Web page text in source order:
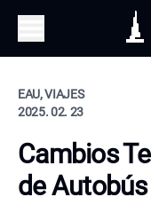
EAU, VIAJES
2025. 02. 23
Cambios
de